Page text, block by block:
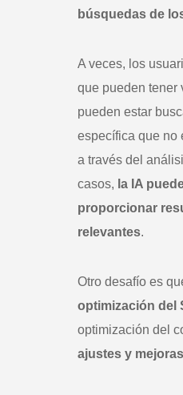
búsquedas de
A veces, los
que pueden tener
pueden estar
específica que no
a través del
casos, la IA
proporcionar
relevantes.
Otro desafío es
optimización del
optimización del
ajustes y mejoras